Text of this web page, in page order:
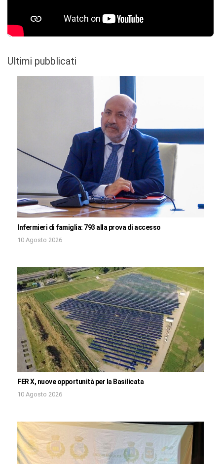
Ultimi pubblicati
Infermieri di famiglia: 793 alla prova di accesso
10 Agosto 2026
FER X, nuove opportunità per la Basilicata
10 Agosto 2026